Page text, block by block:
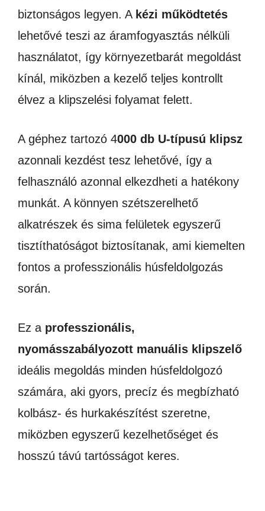
biztonságos legyen. A kézi működtetés
lehetővé teszi az áramfogyasztás nélküli
használatot, így környezetbarát megoldást
kínál, miközben a kezelő teljes kontrollt
élvez a klipszelési folyamat felett.
A géphez tartozó 4000 db U-típusú klipsz
azonnali kezdést tesz lehetővé, így a
felhasználó azonnal elkezdheti a hatékony
munkát. A könnyen szétszerelhető
alkatrészek és sima felületek egyszerű
tisztíthatóságot biztosítanak, ami kiemelten
fontos a professzionális húsfeldolgozás
során.
Ez a professzionális,
nyomásszabályozott manuális klipszelő
ideális megoldás minden húsfeldolgozó
számára, aki gyors, precíz és megbízható
kolbász- és hurkakészítést szeretne,
miközben egyszerű kezelhetőséget és
hosszú távú tartósságot keres.